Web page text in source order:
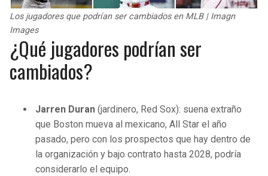
Los jugadores que podrían ser cambiados en MLB | Imagn
Images
¿Qué jugadores podrían ser
cambiados?
Jarren Duran (jardinero, Red Sox): suena extraño
que Boston mueva al mexicano, All Star el año
pasado, pero con los prospectos que hay dentro de
la organización y bajo contrato hasta 2028, podría
considerarlo el equipo.